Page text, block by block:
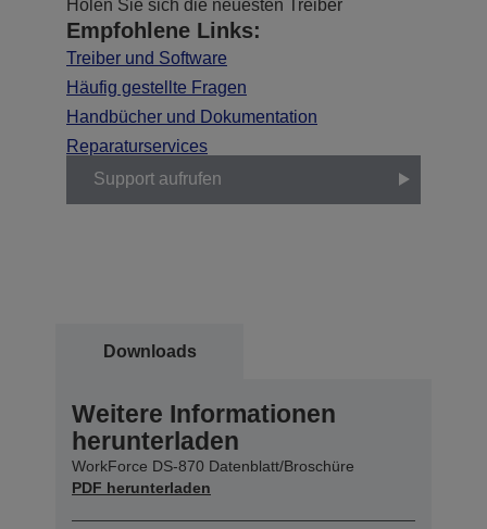
Holen Sie sich die neuesten Treiber
Empfohlene Links:
Treiber und Software
Häufig gestellte Fragen
Handbücher und Dokumentation
Reparaturservices
Support aufrufen
Downloads
Weitere Informationen
herunterladen
WorkForce DS-870 Datenblatt/Broschüre
PDF herunterladen